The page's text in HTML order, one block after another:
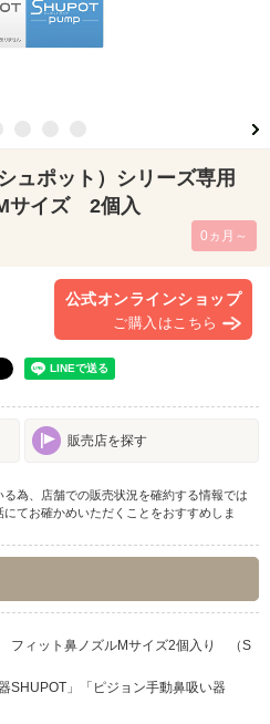
ュポット）シリーズ専用
サイズ 2個入
0ヵ月～
公式オンラインショップ
ご購入はこちら
販売店を探す
為、店舗での販売状況を確約する情報では
てお確かめいただくことをおすすめしま
ィット鼻ノズルMサイズ2個入り （S
SHUPOT」「ピジョン手動鼻吸い器